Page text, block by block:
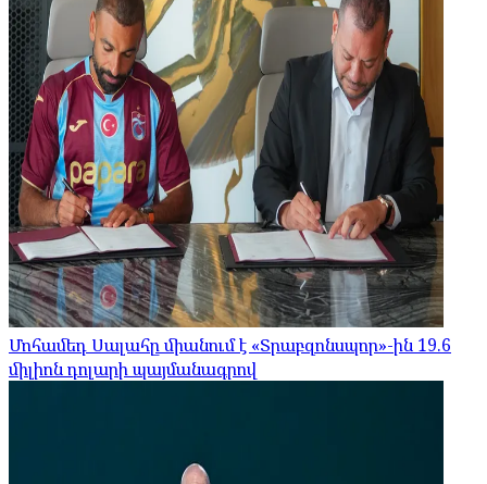
Մոհամեդ Սալահը միանում է «Տրաբզոնսպոր»-ին 19.6
միլիոն դոլարի պայմանագրով